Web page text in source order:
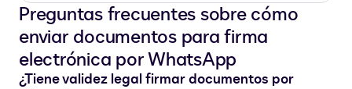
Preguntas frecuentes sobre cómo
enviar documentos para firma
electrónica por WhatsApp
¿Tiene validez legal firmar documentos por